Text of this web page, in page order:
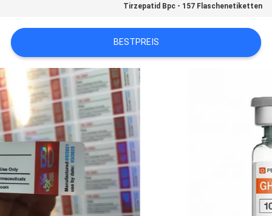
SITEMAP
PRIVACY
POLICY
Tirzepatid Bpc - 157 Flaschenetiketten
BESTPREIS